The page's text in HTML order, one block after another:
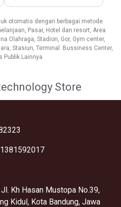
otomatis dengan berbagai metode
Pasar, Hotel dan resort, Area
Olahraga, Stadion, Gor, Gym center,
Stasiun, Terminal. Bussiness Center,
Publik Lainnya
Store
Kh Hasan Mustopa No.39,
Kidul, Kota Bandung, Jawa